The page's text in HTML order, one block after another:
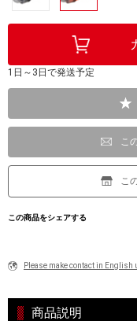
1日～3日で発送予定
こ
こ
この商品をシェアする
Please make contact in English
商品説明